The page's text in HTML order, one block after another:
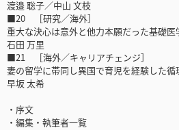
渡邉 聡子／中山 文枝
■20 ［研究／海外］
重大な決心は意外と他力本願だった基礎
石田 万里
■21 ［海外／キャリアチェンジ］
妻の留学に帯同し異国で育児を経験した
早坂 太希
・序文
・編集・執筆者一覧